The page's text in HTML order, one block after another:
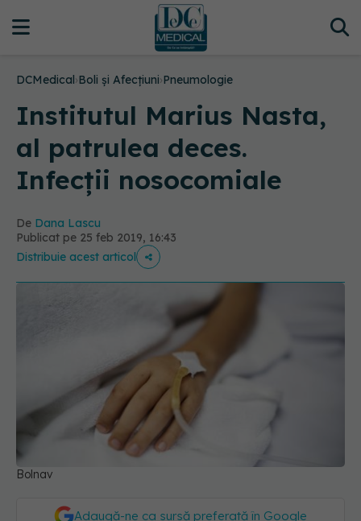
DCMedical›Boli și Afecțiuni›Pneumologie
Institutul Marius Nasta,
al patrulea deces.
Infecții nosocomiale
De Dana Lascu
Publicat pe 25 feb 2019, 16:43
Distribuie acest articol
Bolnav
Adaugă-ne ca sursă preferată în Google